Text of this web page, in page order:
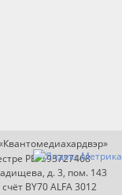
РБ: 193727468
д. 3, пом. 143
BY70 ALFA 3012